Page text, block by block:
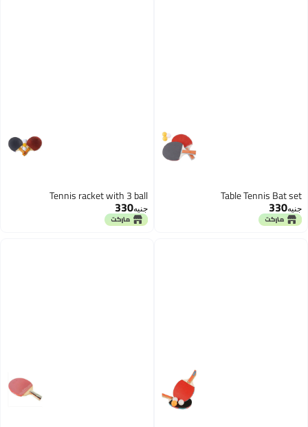
Table Tennis Bat set
جنيه330
Tennis racket with 3 ball
جنيه330